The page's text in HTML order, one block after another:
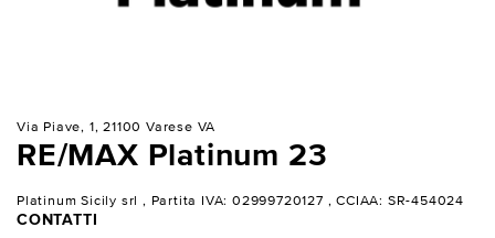
Via Piave, 1, 21100 Varese VA
RE/MAX Platinum 23
Platinum Sicily srl, Partita IVA: 02999720127 , CCIAA: SR-454024
CONTATTI